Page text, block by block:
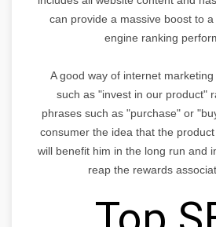
can provide a massive boost to
engine ranking
A good way of internet
such as "invest in our product"
phrases such as "purchase" or
consumer the idea that the
will benefit him in the long run and
reap the rewards